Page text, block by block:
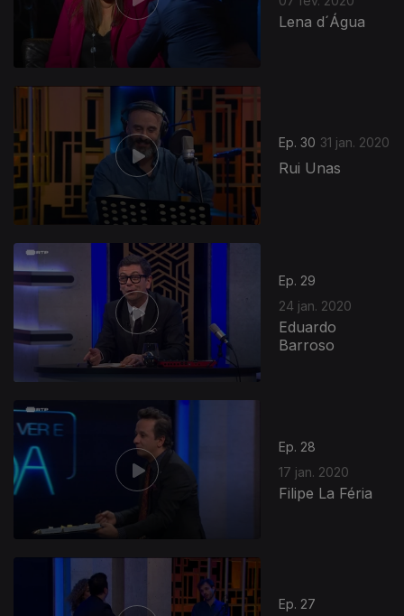
Lena d´Água
Ep. 30 31 jan. 2020
Rui Unas
Ep. 29
24 jan. 2020
Eduardo
Barroso
Ep. 28
17 jan. 2020
Filipe La Féria
450737
Ep. 27